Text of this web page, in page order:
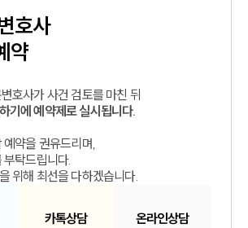
호사
약
호사가 사건 검토를 마친 뒤
기에 예약제로 실시됩니다.
약을 권유드리며,
탁드립니다.
위해 최선을 다하겠습니다.
카톡상담 온라인상담